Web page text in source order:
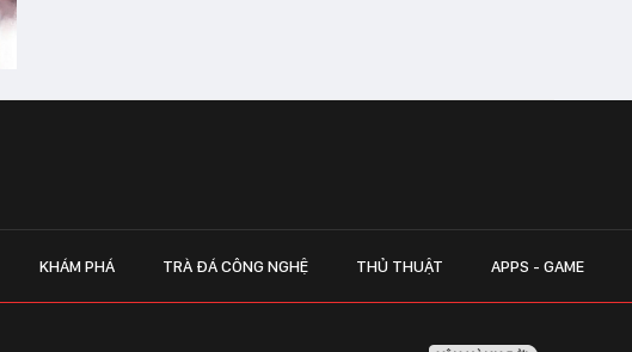
KHÁM PHÁ TRÀ ĐÁ CÔNG NGHỆ THỦ THUẬT APPS - GAME